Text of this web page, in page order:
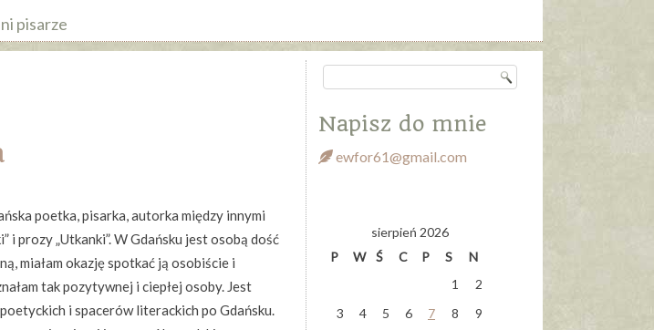
pisarze
poetka, pisarka, autorka między innymi
i prozy „Utkanki”. W Gdańsku jest osobą dość
miałam okazję spotkać ją osobiście i
tak pozytywnej i ciepłej osoby. Jest
i spacerów literackich po Gdańsku.
Napisz do mnie
ewfor61@gmail.com
sierpień 2026
P
W Ś C P S
N
1
2
3
4 5 6 7 8
9